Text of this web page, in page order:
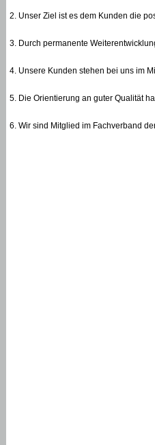
2. Unser Ziel ist es dem Kunden die
3. Durch permanente
4. Unsere Kunden stehen bei uns im
5. Die Orientierung an guter Qualität
6. Wir sind Mitglied im Fachverband